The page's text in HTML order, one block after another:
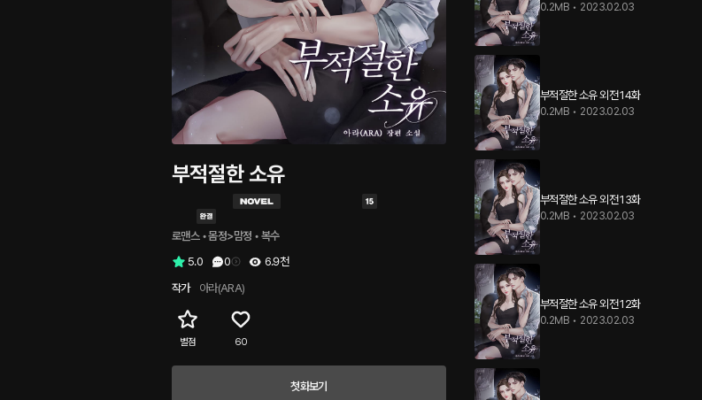
부적절한 소유
로맨스 • 몸정>맘정 • 복수
5.0
0
6.9천
작가
아라(ARA)
별점 60
첫화보기
0.2MB • 2023.02.03
부적절한 소유 외전 14화
0.2MB • 2023.02.03
부적절한 소유 외전 13화
0.2MB • 2023.02.03
부적절한 소유 외전 12화
0.2MB • 2023.02.03